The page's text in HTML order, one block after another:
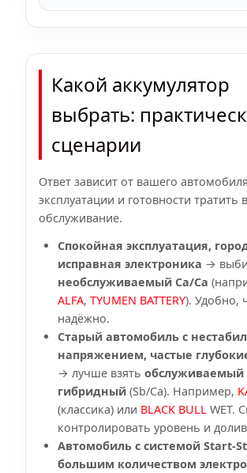
Какой аккумулятор
выбрать:
сценарии
Ответ зависит от вашего
эксплуатации и готовности тратить
обслуживание.
Спокойная эксплуатация,
исправная электроника →
необслуживаемый Ca/Ca
ALFA, TYUMEN BATTERY). Удобно,
надёжно.
Старый автомобиль с
напряжением, частые
→ лучше взять обслуживаемый
гибридный (Sb/Ca). Например,
(классика) или BLACK BULL WET.
контролировать уровень и
Автомобиль с системой Start-
большим количеством